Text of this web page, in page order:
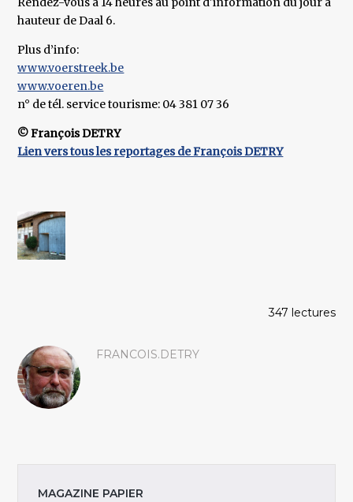
hauteur de Daal 6.
Plus d’info:
www.voerstreek.be
www.voeren.be
n° de tél. service tourisme: 04 381 07 36
© François DETRY
Lien vers tous les reportages de François DETRY
347 lectures
FRANCOIS.DETRY
MAGAZINE PAPIER